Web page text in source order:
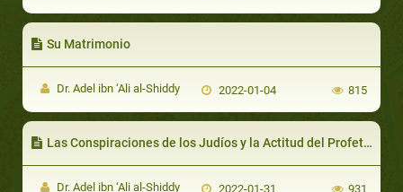
Su Matrimonio
Dr. Adel ibn ‘Ali al-Shiddy 2022-01-04 815
Dr. Adel ibn ‘Ali al-Shiddy 2022-01-31 931